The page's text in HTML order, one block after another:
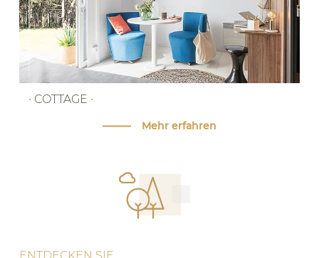
• COTTAGE •
Mehr erfahren